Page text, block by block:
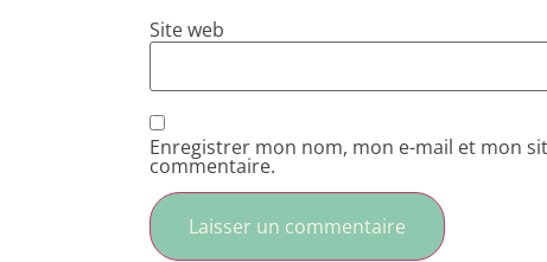
Site web
Enregistrer mon nom, mon e-mail et mon
commentaire.